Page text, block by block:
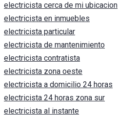
electricista cerca de mi ubicacion
electricista en inmuebles
electricista particular
electricista de mantenimiento
electricista contratista
electricista zona oeste
electricista a domicilio 24 horas
electricista 24 horas zona sur
electricista al instante